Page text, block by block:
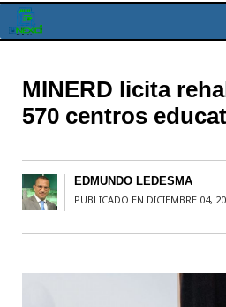
MINERD licita
570 centros
EDMUNDO LEDESMA
PUBLICADO EN DICIEMBRE 04,